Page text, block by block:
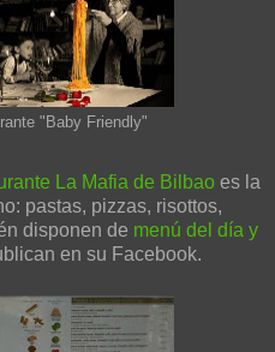
"Baby Friendly"
La Mafia de Bilbao es la
pastas, pizzas, risottos,
disponen de menú del día y
en su Facebook.